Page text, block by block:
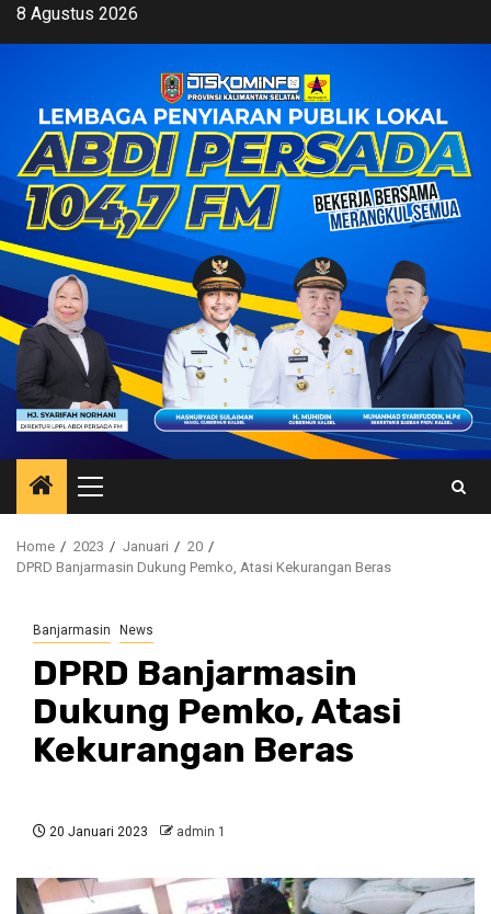
Skip8 Agustus 2026
Primary
Menu
Home 2023 Januari
20
DPRD Banjarmasin Dukung Pemko, Atasi Kekurangan Beras
Banjarmasin News
DPRD Banjarmasin
Dukung Pemko, Atasi
Kekurangan Beras
20 Januari 2023 admin 1